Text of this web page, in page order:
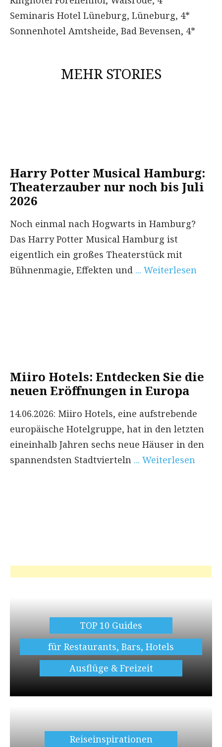
Seminaris Hotel Lüneburg, Lüneburg, 4*
Sonnenhotel Amtsheide, Bad Bevensen, 4*
MEHR STORIES
Harry Potter Musical Hamburg:
Theaterzauber nur noch bis Juli
2026
Noch einmal nach Hogwarts in Hamburg?
Das Harry Potter Musical Hamburg ist
eigentlich ein großes Theaterstück mit
Bühnenmagie, Effekten und ... Weiterlesen
Miiro Hotels: Entdecken Sie die
neuen Eröffnungen in Europa
14.06.2026: Miiro Hotels, eine aufstrebende
europäische Hotelgruppe, hat in den letzten
eineinhalb Jahren sechs neue Häuser in den
spannendsten Stadtvierteln ... Weiterlesen
TOP 10 Guides
für Restaurants, Bars, Hotels
Ausflüge & Freizeit
Reiseinspirationen